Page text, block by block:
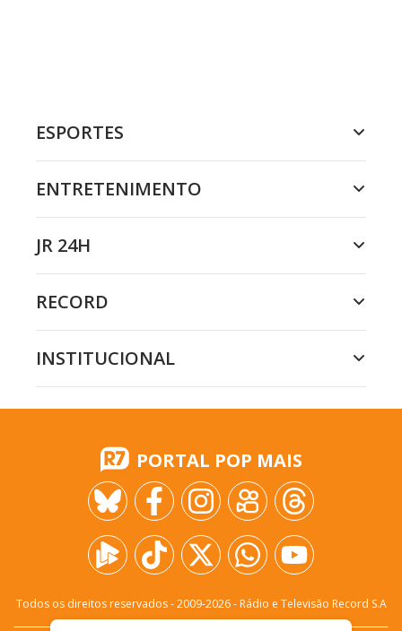
ESPORTES
ENTRETENIMENTO
JR 24H
RECORD
INSTITUCIONAL
PORTAL POP MAIS
Todos os direitos reservados - 2009-2026- Rádio e Televisão Record S.A